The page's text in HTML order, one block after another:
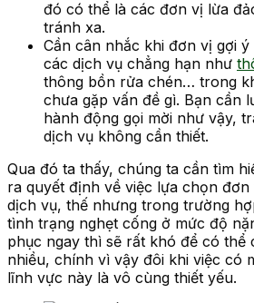
đó có thể là các đơn vị lừa
tránh xa.
Cần cân nhắc khi đơn vị gợi
các dịch vụ chẳng hạn như
thông bồn rửa chén… trong
chưa gặp vấn đề gì. Bạn cần
hành động gọi mời như vậy,
dịch vụ không cần thiết.
Qua đó ta thấy, chúng ta cần tìm
ra quyết định về việc lựa chọn
dịch vụ, thế nhưng trong trường
tình trạng nghẹt cống ở mức độ
phục ngay thì sẽ rất khó để có thể
nhiều, chính vì vậy đôi khi việc có
lĩnh vực này là vô cùng thiết yếu.